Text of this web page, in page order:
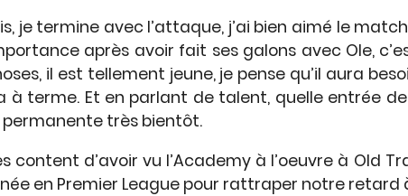
je termine avec l’attaque, j’ai bien aimé le
après avoir fait ses galons avec Ole,
il est tellement jeune, je pense qu’il aura
terme. Et en parlant de talent, quelle entrée de
permanente très bientôt.
content d’avoir vu l’Academy à l’oeuvre à Old
en Premier League pour rattraper notre retard